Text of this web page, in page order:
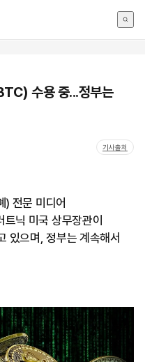
수용 중...정부는
기사출처
전문 미디어
닉 미국 상무장관이
있으며, 정부는 계속해서